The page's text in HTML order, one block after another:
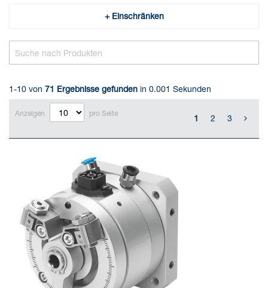
+ Einschränken
1-10 von 71 Ergebnisse gefunden in 0.001 Sekunden
Anzeigen pro Seite 1 2 3